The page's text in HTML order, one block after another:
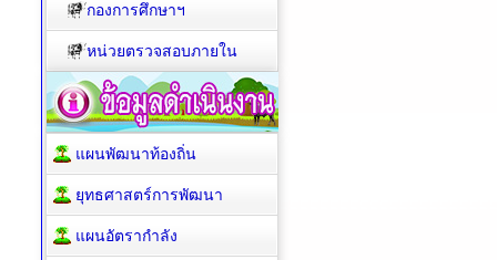
กองการศึกษาฯ
หน่วยตรวจสอบภายใน
แผนพัฒนาท้องถิ่น
ยุทธศาสตร์การพัฒนา
แผนอัตรากำลัง